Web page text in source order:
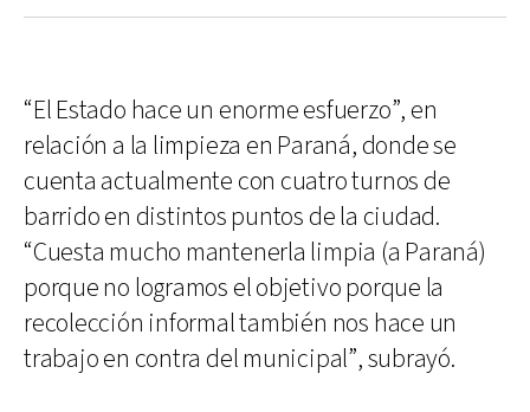
“El Estado hace un enorme esfuerzo”, en
relación a la limpieza en Paraná, donde se
cuenta actualmente con cuatro turnos de
barrido en distintos puntos de la ciudad.
“Cuesta mucho mantenerla limpia (a Paraná)
porque no logramos el objetivo porque la
recolección informal también nos hace un
trabajo en contra del municipal”, subrayó.